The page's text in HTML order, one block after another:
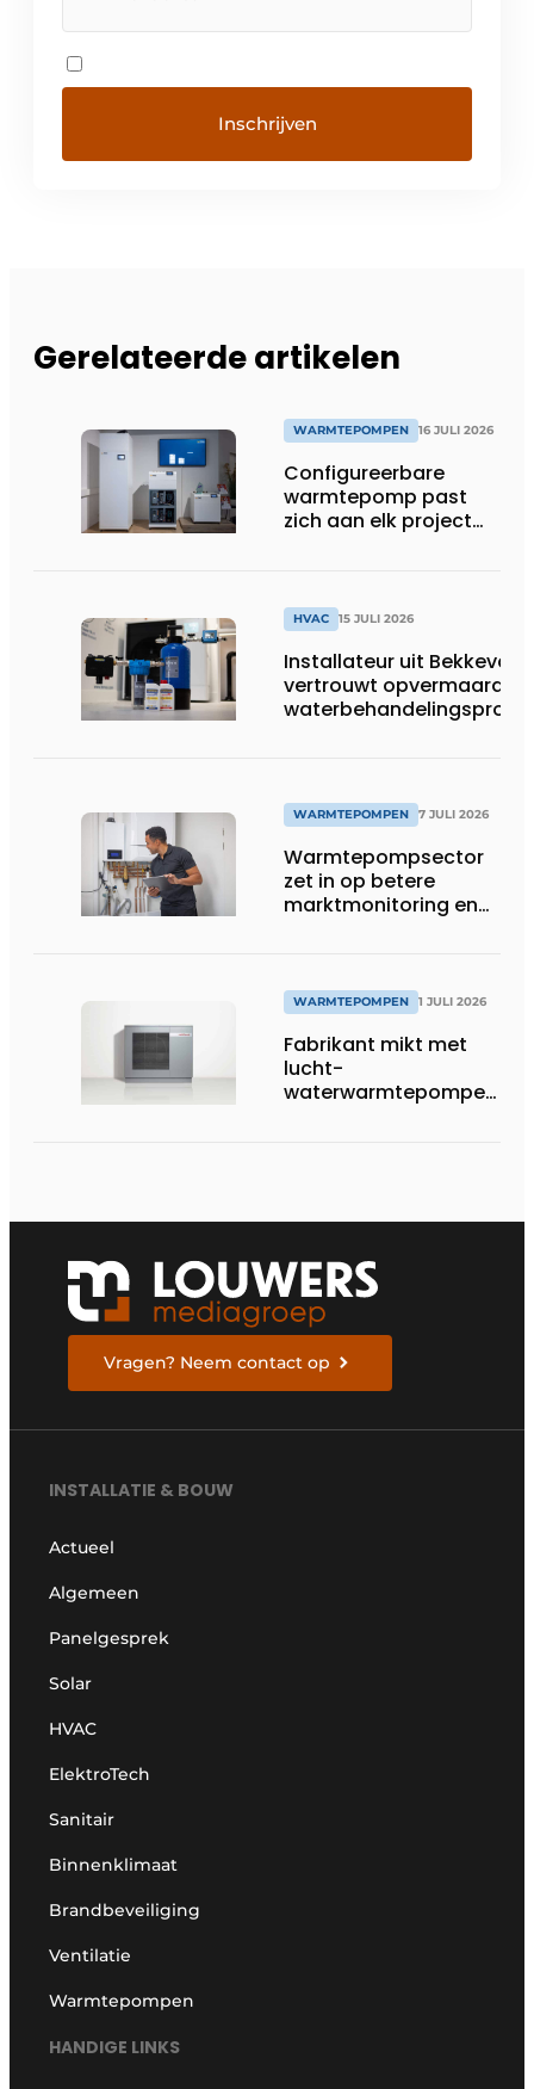
Gerelateerde artikelen
WARMTEPOMPEN 16 JULI 2026
Configureerbare
warmtepomp past
zich aan elk project
HVAC 15 JULI 2026
Installateur uit
vertrouwt opvermaarde
WARMTEPOMPEN 7 JULI 2026
Warmtepompsector
zet in op betere
marktmonitoring en
WARMTEPOMPEN 1 JULI 2026
Fabrikant mikt met
lucht-
waterwarmtepompen
Vragen? Neem contact op
INSTALLATIE & BOUW
Actueel
Algemeen
Panelgesprek
Solar
HVAC
ElektroTech
Sanitair
Binnenklimaat
Brandbeveiliging
Ventilatie
Warmtepompen
HANDIGE LINKS